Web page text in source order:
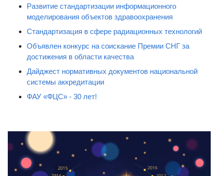
Развитие стандартизации информационного
моделирования объектов здравоохранения
Стандартизация в сфере радиационных технологий
Объявлен конкурс на соискание Премии СНГ за
достижения в области качества
Дайджест нормативных документов национальной
системы аккредитации
ФАУ «ФЦС» - 30 лет!